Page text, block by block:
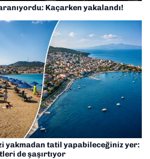
Kaçarken yakalandı!
yakmadan tatil yapabileceğiniz yer:
de şaşırtıyor